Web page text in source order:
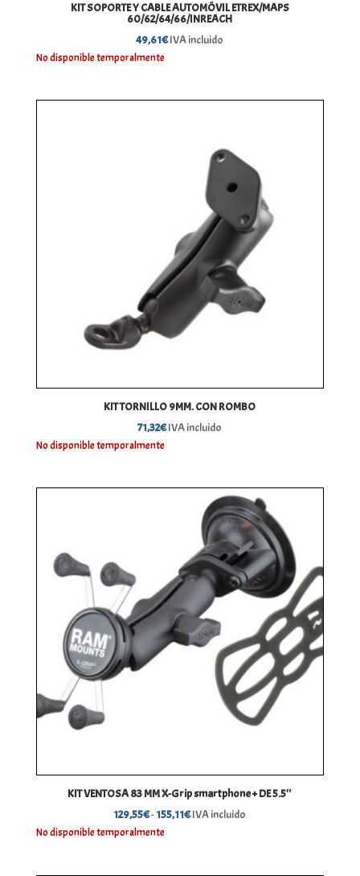
KIT SOPORTE Y CABLE AUTOMÓVIL ETREX/MAPS
60/62/64/66/INREACH
49,61€IVA incluido
No disponible temporalmente
KIT TORNILLO 9MM. CON ROMBO
71,32€IVA incluido
No disponible temporalmente
KIT VENTOSA 83 MM X-Grip smartphone + DE 5.5″
129,55€-155,11€Rango
IVA incluido
No disponible temporalmente